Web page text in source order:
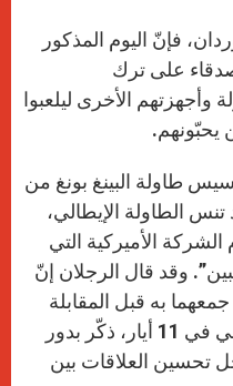
فإنّ اليوم المذكور
على ترك
وأجهزتهم الأخرى ليلعبوا
يحبّونهم.
طاولة البينغ بونغ من
تنس الطاولة الإيطالي،
الأميركية التي
وقد قال الرجلان إنّ
جمعهما به قبل المقابلة
العامة التي جرت الأربعاء الماضي في 11 أيار، ذكّر بدور
تحسين العلاقات بين